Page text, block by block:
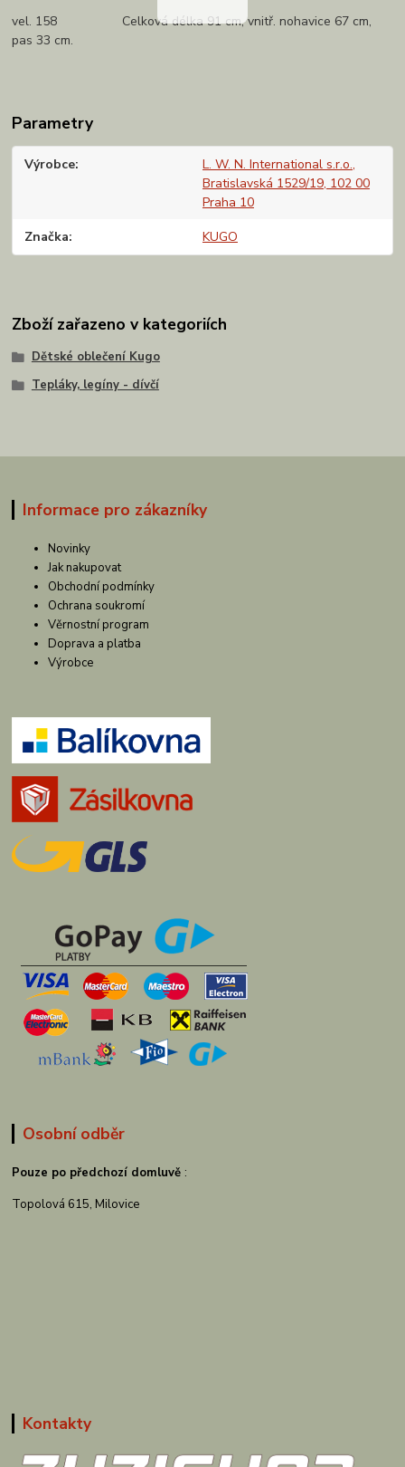
vel. 158 Celková délka 91 cm, vnitř. nohavice 67 cm,
pas 33 cm.
Parametry
Výrobce
L. W. N. International s.r.o.,
Bratislavská 1529/19, 102 00
Praha 10
Značka KUGO
Zboží zařazeno v kategoriích
Dětské oblečení Kugo
Tepláky, legíny - dívčí
Informace pro zákazníky
Novinky
Jak nakupovat
Obchodní podmínky
Ochrana soukromí
Věrnostní program
Doprava a platba
Výrobce
Osobní odběr
Pouze po předchozí domluvě :
Topolová 615, Milovice
Kontakty